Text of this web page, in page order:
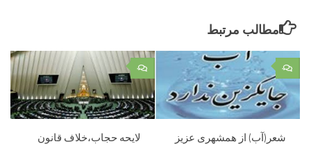
مطالب مرتبط
۰
لایحه حجاب،خلاف قانون
۰
شعر(آب) از همشهری عزیز